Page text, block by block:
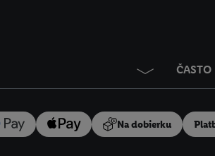
ČASTO
Na dobierku